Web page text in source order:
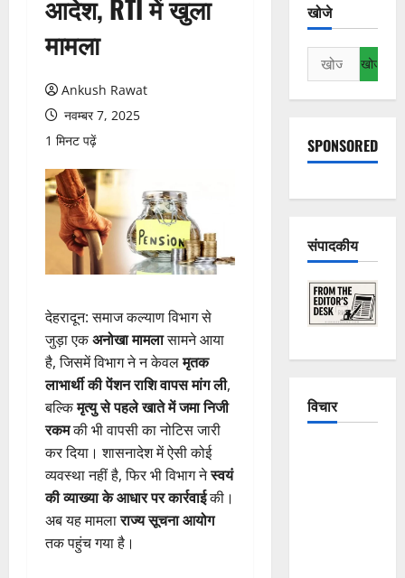
आदेश, RTI में खुला
मामला
Ankush Rawat
नवम्बर 7, 2025
1 मिनट पढ़ें
देहरादून: समाज कल्याण विभाग से
जुड़ा एकअनोखा मामलासामने आया
है, जिसमें विभाग ने न केवलमृतक
लाभार्थी की पेंशन राशि वापस मांग ली,
बल्किमृत्यु से पहले खाते में जमा निजी
रकमकी भी वापसी का नोटिस जारी
कर दिया। शासनादेश में ऐसी कोई
व्यवस्था नहीं है, फिर भी विभाग नेस्वयं
की व्याख्या के आधार पर कार्रवाईकी।
अब यह मामलाराज्य सूचना आयोग
तक पहुंच गया है।
खोजे
निम्न
को
खोजें:
SPONSORED
संपादकीय
विचार